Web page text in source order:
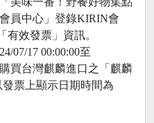
員中心」登錄KIRIN會
有效發票」資訊。
07/17 00:00:00至
買台灣麒麟進口之「麒麟
票上顯示日期時間為